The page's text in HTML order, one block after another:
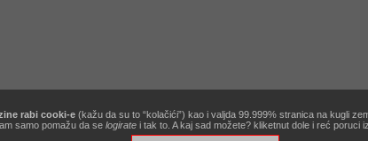
[site powered byZine V3 alpha 9.1 ] .:korisnički ugovor / terms of use:. …&obavezno štivo!
rabi cooki-e(kažu da su to “kolačići”) kao i valjda 99.999% stranica na kugli
samo pomažu da se logiratei tak to. A kaj sad možete? kliketnut dole i reć poruci